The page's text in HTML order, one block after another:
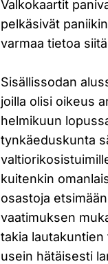
Valkokaartit
pelkäsivät
varmaa tietoa
Sisällissodan
joilla olisi oikeus
helmikuun
tynkäeduskunta
kuitenkin
osastoja
vaatimuksen
takia
usein hätäisesti